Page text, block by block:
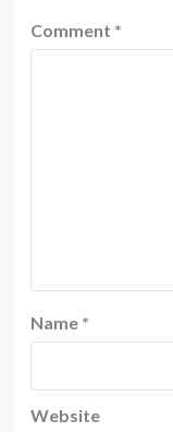
Comment *
Name *
Website